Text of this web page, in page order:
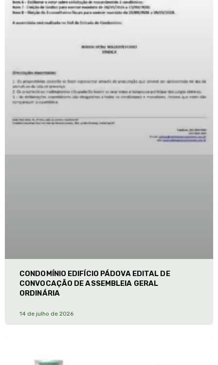
CONDOMÍNIO EDIFÍCIO PÁDOVA EDITAL DE
CONVOCAÇÃO DE ASSEMBLEIA GERAL
ORDINÁRIA
14 de julho de 2026